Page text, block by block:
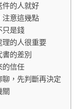
件的人就好
注意這幾點
只是錢
的人很重要
書的差別
的信任
，先判斷再決定
關